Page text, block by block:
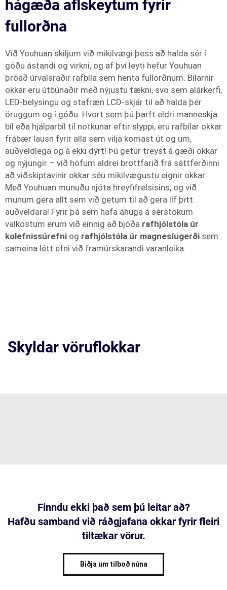
hágæða aflskeytum fyrir
fullorðna
Við Youhuan skiljum við mikilvægi þess að halda sér í
góðu ástandi og virkni, og af því leyti hefur Youhuan
þróað úrvalsraðir rafbíla sem henta fullorðnum. Bílarnir
okkar eru útbúnaðir með nýjustu tækni, svo sem alárkerfi,
LED-belysingu og stafræn LCD-skjár til að halda þér
öruggum og í góðu. Hvort sem þú þarft eldri manneskja
bíl eða hjálparbíl til notkunar eftir slyppi, eru rafbílar okkar
frábær lausn fyrir alla sem vilja komast út og um,
auðveldlega og á ekki dýrt! Þú getur treyst á gæði okkar
og nýjungir – við höfum aldrei brottfarið frá sáttferðinni
að viðskiptavinir okkar séu mikilvægustu eignir okkar.
Með Youhuan munuðu njóta hreyfifrelsisins, og við
munum gera allt sem við getum til að gera líf þitt
auðveldara! Fyrir þá sem hafa áhuga á sérstökum
valkostum erum við einnig að bjóða rafhjólstóla úr
kolefnissúrefni og rafhjólstóla úr magnesíugerði sem
sameina létt efni við framúrskarandi varanleika.
Skyldar vöruflokkar
Finndu ekki það sem þú leitar að?
Hafðu samband við ráðgjafana okkar fyrir fleiri
tiltækar vörur.
Biðja um tilboð núna